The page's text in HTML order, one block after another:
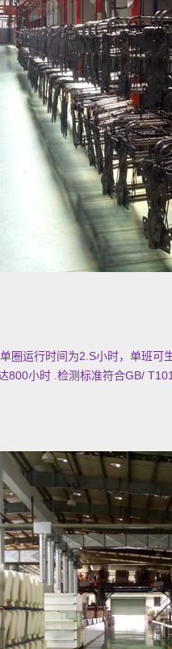
运行时间为2.S小时，单班可
800小时 .检测标准符合GB/